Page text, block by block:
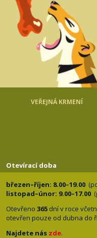
VEŘEJNÁ KRMENÍ
Otevírací doba
březen–říjen: 8.00–19.00
listopad–únor: 9.00–17.00
Otevřeno 365 dní v roce
otevřen pouze od dubna do
Najdete nás zde.